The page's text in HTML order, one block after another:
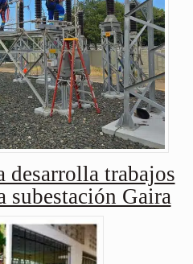
trabajos
subestación Gaira